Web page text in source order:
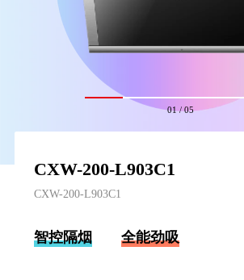
01/05
CXW-200-L903C1
CXW-200-L903C1
智控隔烟 全能劲吸